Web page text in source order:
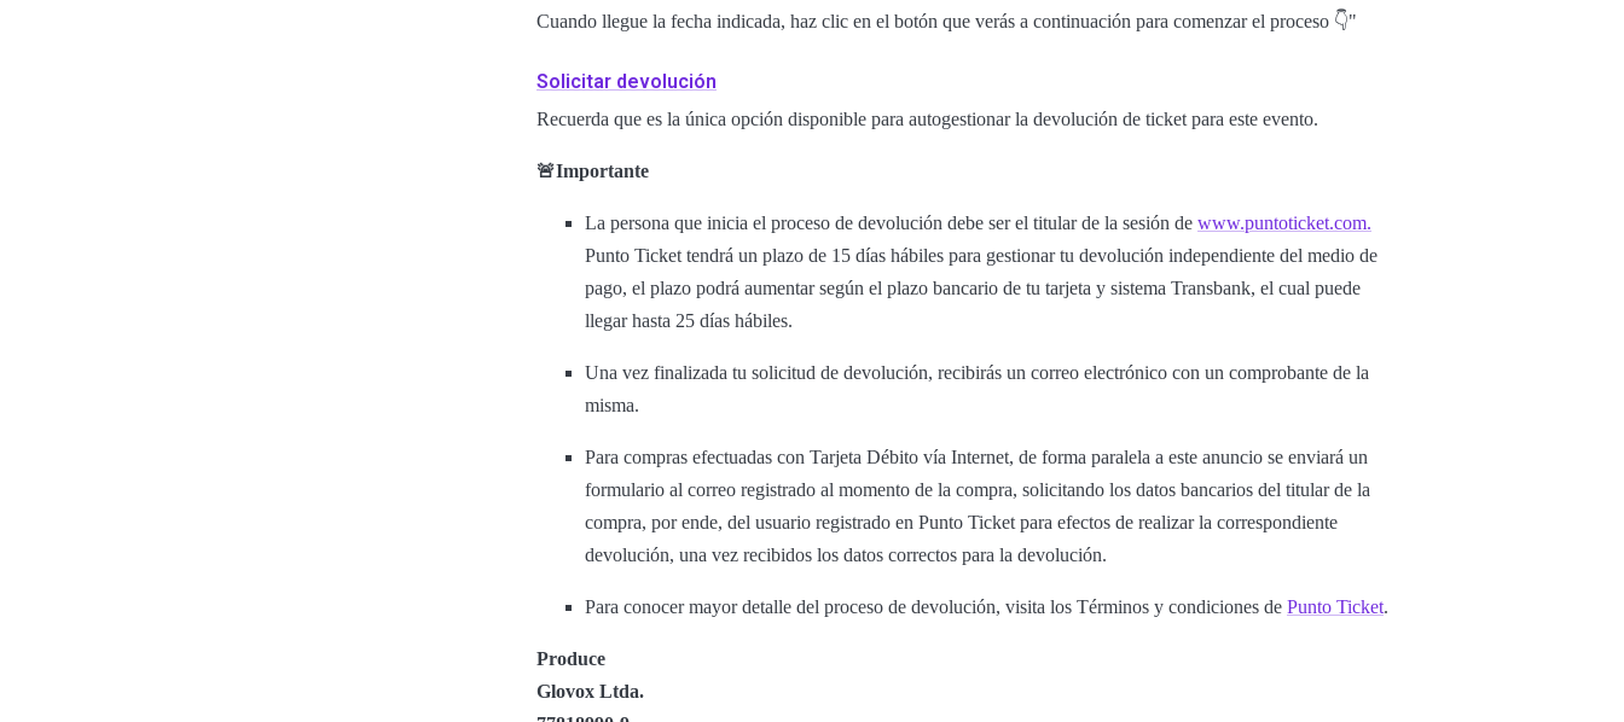
Cuando llegue la fecha indicada, haz clic en el botón que verás a continuación para comenzar el proceso 👇"
Solicitar devolución
Recuerda que es la única opción disponible para autogestionar la devolución de ticket para este evento.
🚨Importante
La persona que inicia el proceso de devolución debe ser el titular de la sesión de www.puntoticket.com.
Punto Ticket tendrá un plazo de 15 días hábiles para gestionar tu devolución independiente del medio de
pago, el plazo podrá aumentar según el plazo bancario de tu tarjeta y sistema Transbank, el cual puede
llegar hasta 25 días hábiles.
Una vez finalizada tu solicitud de devolución, recibirás un correo electrónico con un comprobante de la
misma.
Para compras efectuadas con Tarjeta Débito vía Internet, de forma paralela a este anuncio se enviará un
formulario al correo registrado al momento de la compra, solicitando los datos bancarios del titular de la
compra, por ende, del usuario registrado en Punto Ticket para efectos de realizar la correspondiente
devolución, una vez recibidos los datos correctos para la devolución.
Para conocer mayor detalle del proceso de devolución, visita los Términos y condiciones de Punto Ticket.
Produce
Glovox Ltda.